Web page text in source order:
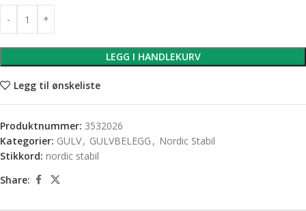
LEGG I HANDLEKURV
Legg til ønskeliste
Produktnummer: 3532026
Kategorier: GULV, GULVBELEGG , Nordic Stabil
Stikkord: nordic stabil
Share: